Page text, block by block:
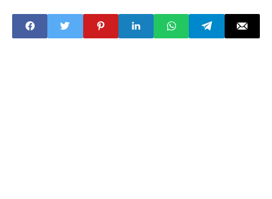
Michoacán
blindadas para
ministros